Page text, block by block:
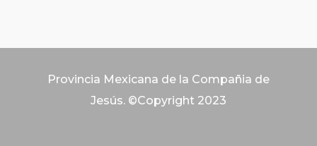
Provincia Mexicana de la Compañia de
Jesús. ©Copyright 2023